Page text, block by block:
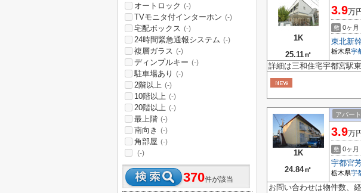
1K
25.11㎡
3.9万
敷 0ヶ月
東北新
栃木県宇
詳細は三和住宅宇都宮駅
1K
24.84㎡
アパート
3.9万
敷 0ヶ月
宇都宮
栃木県宇
お問い合わせは物件数、
オートロック (-)
TVモニタ付インターホン (-)
宅配ボックス (-)
24時間緊急通報システム (-)
複層ガラス (-)
ディンプルキー (-)
駐車場あり (-)
2階以上 (-)
10階以上 (-)
20階以上 (-)
最上階 (-)
南向き (-)
角部屋 (-)
(-)
370件が該当